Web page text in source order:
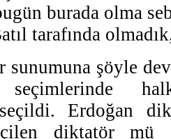
burada olma
tarafında
sunumuna şöyle
seçimlerinde
seçildi. Erdoğan
diktatör mü